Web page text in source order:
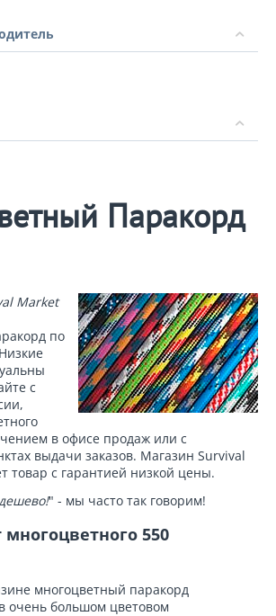
Паракорд
Market
по
с
в офисе продаж или с
выдачи заказов. Магазин Survival
товар с гарантией низкой цены.
" - мы часто так говорим!
550
многоцветный паракорд
очень большом цветовом